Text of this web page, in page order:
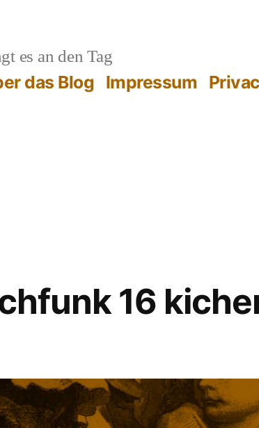
es an den Tag
das Blog Impressum
16